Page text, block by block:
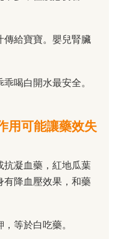
傳給寶寶。嬰兒腎臟
喝白開水最安全。
用可能讓藥效失
抗凝血藥，紅地瓜葉
有降血壓效果，和藥
等於白吃藥。